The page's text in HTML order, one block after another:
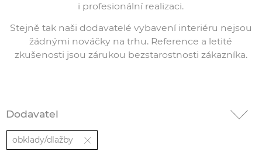
i profesionální realizaci.
Stejně tak naši dodavatelé vybavení interiéru nejsou
žádnými nováčky na trhu. Reference a letité
zkušenosti jsou zárukou bezstarostnosti zákazníka.
Dodavatel
obklady/dlažby